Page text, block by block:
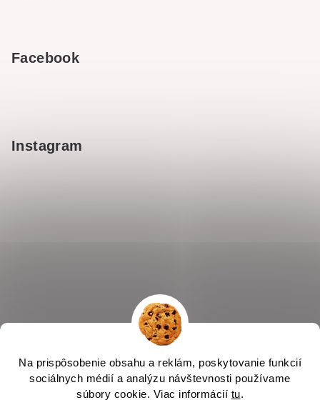
Na prispôsobenie obsahu a reklám, poskytovanie funkcií
sociálnych médií a analýzu návštevnosti používame
súbory cookie. Viac informácií tu.
Facebook
Instagram